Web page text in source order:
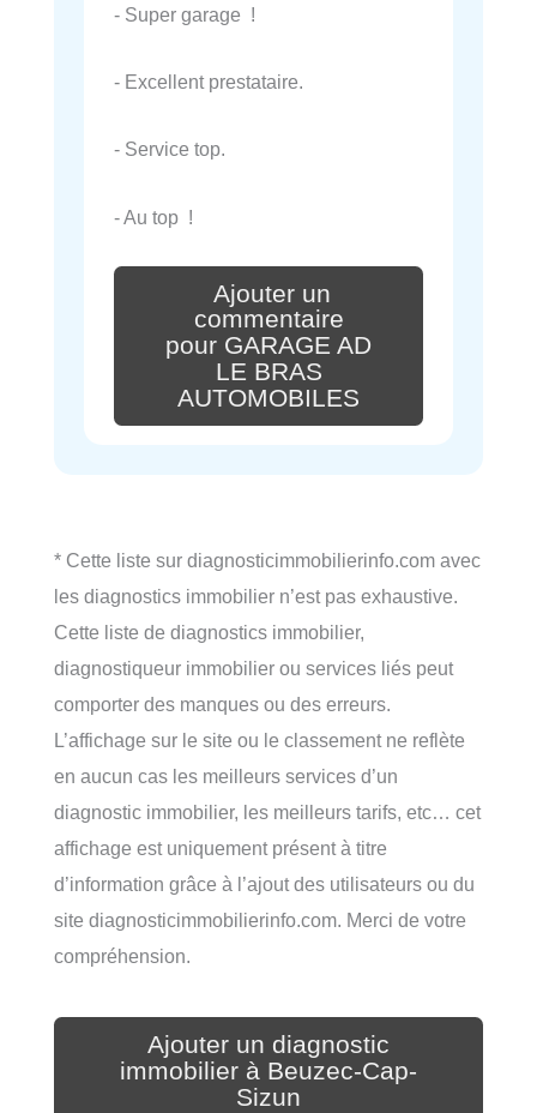
- Super garage !
- Excellent prestataire.
- Service top.
- Au top !
Ajouter un
commentaire
pour GARAGE AD
LE BRAS
AUTOMOBILES
* Cette liste sur diagnosticimmobilierinfo.com avec
les diagnostics immobilier n’est pas exhaustive.
Cette liste de diagnostics immobilier,
diagnostiqueur immobilier ou services liés peut
comporter des manques ou des erreurs.
L’affichage sur le site ou le classement ne reflète
en aucun cas les meilleurs services d’un
diagnostic immobilier, les meilleurs tarifs, etc… cet
affichage est uniquement présent à titre
d’information grâce à l’ajout des utilisateurs ou du
site diagnosticimmobilierinfo.com. Merci de votre
compréhension.
Ajouter un diagnostic
immobilier à Beuzec-Cap-
Sizun